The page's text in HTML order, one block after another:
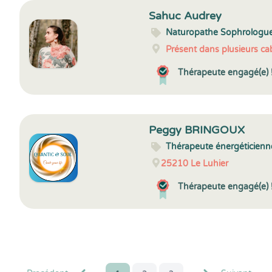
Sahuc Audrey
Naturopathe
Présent dans plusieurs
Thérapeute engagé(e)
Peggy BRINGOUX
Thérapeute
25210 Le Luhier
Thérapeute engagé(e)